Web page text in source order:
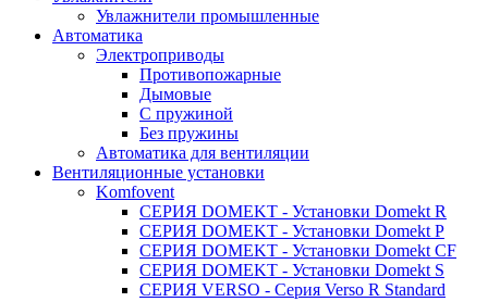
Увлажнители промышленные
Автоматика
Электроприводы
Противопожарные
Дымовые
С пружиной
Без пружины
Автоматика для вентиляции
Вентиляционные установки
Komfovent
СЕРИЯ DOMEKT - Установки Domekt R
СЕРИЯ DOMEKT - Установки Domekt P
СЕРИЯ DOMEKT - Установки Domekt CF
СЕРИЯ DOMEKT - Установки Domekt S
СЕРИЯ VERSO - Сepия Verso R Standard